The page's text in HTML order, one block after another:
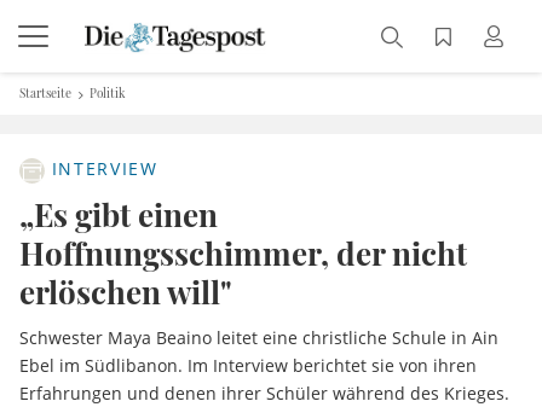
Startseite Politik
INTERVIEW
„Es gibt einen
Hoffnungsschimmer, der nicht
erlöschen will"
Schwester Maya Beaino leitet eine christliche Schule in Ain
Ebel im Südlibanon. Im Interview berichtet sie von ihren
Erfahrungen und denen ihrer Schüler während des Krieges.